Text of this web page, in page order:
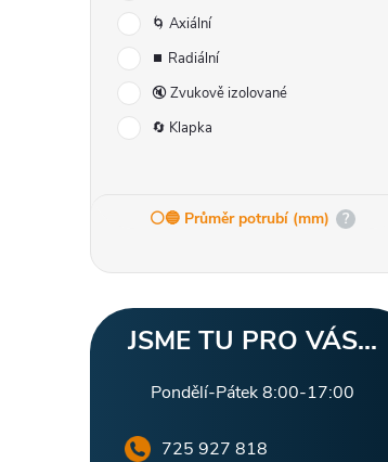
p
a
n
🌀 Axiální
⏹️ Radiální
🔇 Zvukově izolované
🔄 Klapka
⚪️🔵 Průměr potrubí (mm) ?
JSME TU PRO VÁS...
Pondělí-Pátek 8:00-17:00
725 927 818